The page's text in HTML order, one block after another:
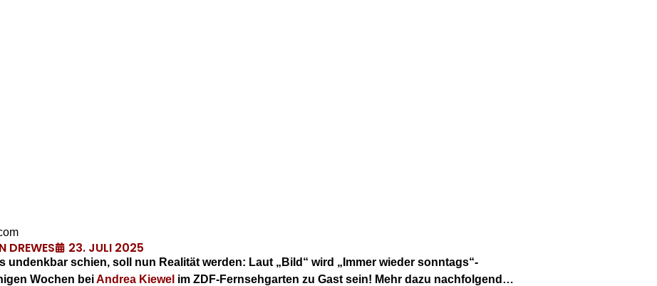
DREWES 23. JULI 2025
undenkbar schien, soll nun Realität werden: Laut „Bild“ wird „Immer wieder sonntags“-
Wochen beiAndrea Kiewel im ZDF-Fernsehgarten zu Gast sein! Mehr dazu nachfolgend…